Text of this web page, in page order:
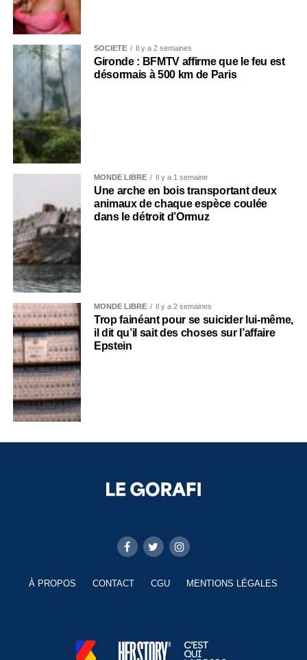
SOCIÉTÉ Il y a 2 semaines
Gironde : BFMTV affirme que le feu est
désormais à 500 km de Paris
MONDE LIBRE Il y a 1 semaine
Une arche en bois transportant deux
animaux de chaque espèce coulée
dans le détroit d’Ormuz
MONDE LIBRE Il y a 2 semaines
Trop fainéant pour se suicider lui-même,
il dit qu’il sait des choses sur l’affaire
Epstein
À PROPOS CONTACT CGU MENTIONS LÉGALES